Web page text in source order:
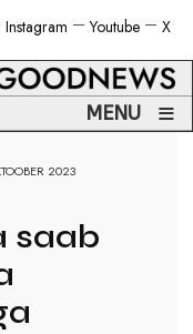
X
Youtube
Instagram
MENU ≡
2023
saab